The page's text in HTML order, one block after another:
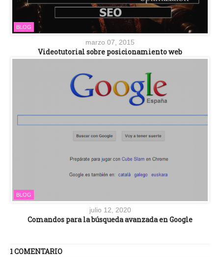
BLOG
marzo 07, 2015
Videotutorial sobre posicionamiento web
BLOG
julio 12, 2020
Comandos para la búsqueda avanzada en Google
1 COMENTARIO